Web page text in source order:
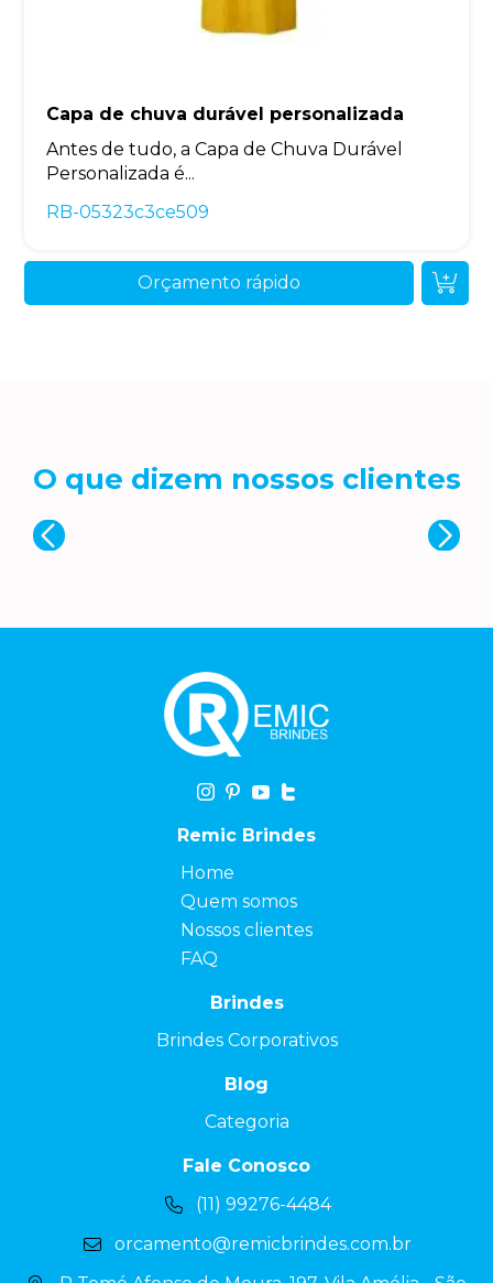
Capa de chuva durável personalizada
Antes de tudo, a Capa de Chuva Durável
Personalizada é...
RB-05323c3ce509
Orçamento rápido
O que dizem nossos clientes
Remic Brindes
Home
Quem somos
Nossos clientes
FAQ
Brindes
Brindes Corporativos
Blog
Categoria
Fale Conosco
(11) 99276-4484
orcamento@remicbrindes.com.br